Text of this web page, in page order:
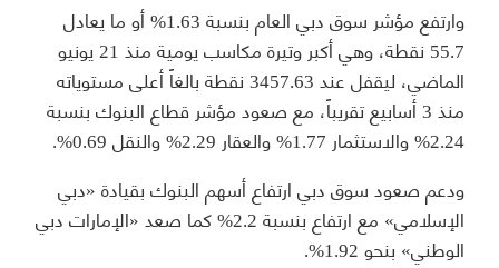
وارتفع مؤشر سوق دبي العام بنسبة 1.63% أو ما يعادل
55.7 نقطة، وهي أكبر وتيرة مكاسب يومية منذ 21 يونيو
الماضي، ليقفل عند 3457.63 نقطة بالغاً أعلى مستوياته
منذ 3 أسابيع تقريباً، مع صعود مؤشر قطاع البنوك بنسبة
2.24% والاستثمار 1.77% والعقار 2.29% والنقل 0.69%.
ودعم صعود سوق دبي ارتفاع أسهم البنوك بقيادة «دبي
الإسلامي» مع ارتفاع بنسبة 2.2% كما صعد «الإمارات دبي
الوطني» بنحو 1.92%.